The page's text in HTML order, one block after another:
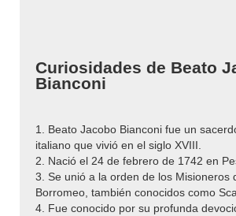
Curiosidades de Beato
Bianconi
1. Beato Jacobo Bianconi fue un
italiano que vivió en el siglo XVIII.
2. Nació el 24 de febrero de 1742 en
3. Se unió a la orden de los Misioneros
Borromeo, también conocidos como
4. Fue conocido por su profunda